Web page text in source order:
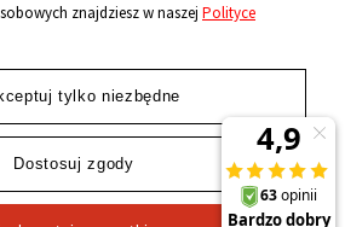
881 500 460
Rejtana 12, 30-510 Kraków
znajdziesz w naszej Polityce
tylko niezbędne
Dostosuj zgody